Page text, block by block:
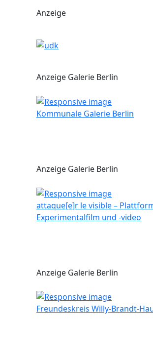
Anzeige
Anzeige Galerie Berlin
Kommunale Galerie Berlin
Anzeige Galerie Berlin
attaque[e]r le visible –
Experimentalfilm und -video
Anzeige Galerie Berlin
Freundeskreis Willy-Brandt-